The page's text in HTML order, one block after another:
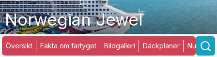
Norwegian Jewel
Översikt Fakta om fartyget Bildgalleri Däckplaner